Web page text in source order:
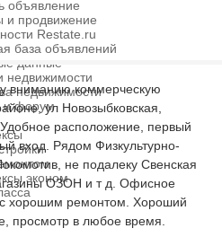
объявление
и продвижение
Restate.ru
база объявлений
данные
недвижимости
недвижимости
и форум
эконом
вниманию коммерческую
ул Новозыбковская,
расположение, первый
вход. Рядом Физкультурно-
не подалеку Свенская
ОЗОН и т д. Офисное
хорошим ремонтом. Хороший
просмотр в любое время.